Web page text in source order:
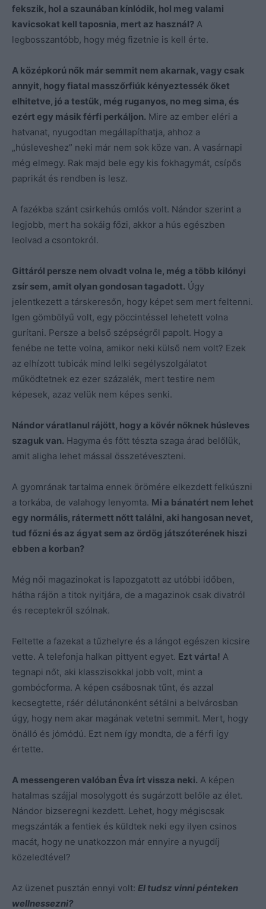
fekszik, hol a szaunában kínlódik, hol meg valami
kavicsokat kell taposnia, mert az használ? A
legbosszantóbb, hogy még fizetnie is kell érte.
A középkorú nők már semmit nem akarnak, vagy csak
annyit, hogy fiatal masszőrfiúk kényeztessék őket
elhitetve, jó a testük, még ruganyos, no meg sima, és
ezért egy másik férfi perkáljon. Mire az ember eléri a
hatvanat, nyugodtan megállapíthatja, ahhoz a
„húsleveshez” neki már nem sok köze van. A vasárnapi
még elmegy. Rak majd bele egy kis fokhagymát, csípős
paprikát és rendben is lesz.
A fazékba szánt csirkehús omlós volt. Nándor szerint a
legjobb, mert ha sokáig főzi, akkor a hús egészben
leolvad a csontokról.
Gittáról persze nem olvadt volna le, még a több kilónyi
zsír sem, amit olyan gondosan tagadott. Úgy
jelentkezett a társkeresőn, hogy képet sem mert feltenni.
Igen gömbölyű volt, egy pöccintéssel lehetett volna
gurítani. Persze a belső szépségről papolt. Hogy a
fenébe ne tette volna, amikor neki külső nem volt? Ezek
az elhízott tubicák mind lelki segélyszolgálatot
működtetnek ez ezer százalék, mert testire nem
képesek, azaz velük nem képes senki.
Nándor váratlanul rájött, hogy a kövér nőknek húsleves
szaguk van. Hagyma és főtt tészta szaga árad belőlük,
amit aligha lehet mással összetéveszteni.
A gyomrának tartalma ennek örömére elkezdett felkúszni
a torkába, de valahogy lenyomta. Mi a bánatért nem lehet
egy normális, rátermett nőtt találni, aki hangosan nevet,
tud főzni és az ágyat sem az ördög játszóterének hiszi
ebben a korban?
Még női magazinokat is lapozgatott az utóbbi időben,
hátha rájön a titok nyitjára, de a magazinok csak divatról
és receptekről szólnak.
Feltette a fazekat a tűzhelyre és a lángot egészen kicsire
vette. A telefonja halkan pittyent egyet. Ezt várta! A
tegnapi nőt, aki klasszisokkal jobb volt, mint a
gombócforma. A képen csábosnak tűnt, és azzal
kecsegtette, ráér délutánonként sétálni a belvárosban
úgy, hogy nem akar magának vetetni semmit. Mert, hogy
önálló és jómódú. Ezt nem így mondta, de a férfi így
értette.
A messengeren valóban Éva írt vissza neki. A képen
hatalmas szájjal mosolygott és sugárzott belőle az élet.
Nándor bizseregni kezdett. Lehet, hogy mégiscsak
megszánták a fentiek és küldtek neki egy ilyen csinos
macát, hogy ne unatkozzon már ennyire a nyugdíj
közeledtével?
Az üzenet pusztán ennyi volt: El tudsz vinni pénteken
wellnessezni?